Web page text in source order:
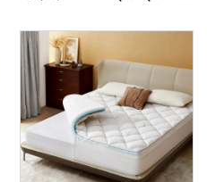
होटल घर के लिए ब्रेथेबल मैट्रेस
पैड (ग्रे)